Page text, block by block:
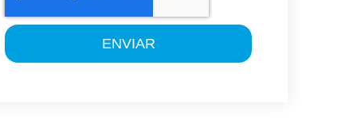
ENVIAR